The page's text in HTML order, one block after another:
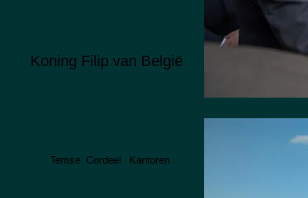
Koning Filip van België
Temse Cordeel Kantoren